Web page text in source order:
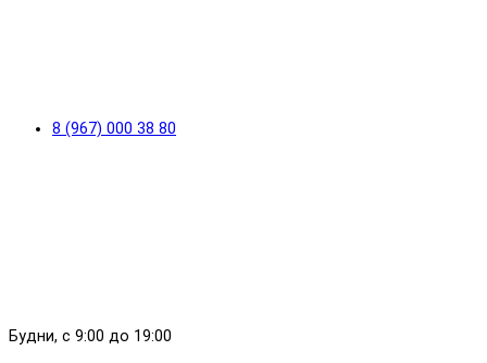
8 (967) 000 38 80
Будни, с 9:00 до 19:00